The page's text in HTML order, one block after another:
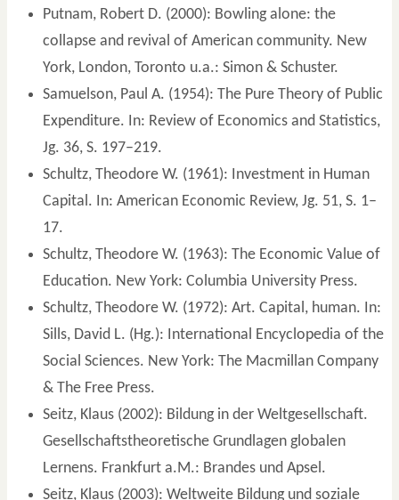
Putnam, Robert D. (2000): Bowling alone: the
collapse and revival of American community. New
York, London, Toronto u.a.: Simon & Schuster.
Samuelson, Paul A. (1954): The Pure Theory of Public
Expenditure. In: Review of Economics and Statistics,
Jg. 36, S. 197–219.
Schultz, Theodore W. (1961): Investment in Human
Capital. In: American Economic Review, Jg. 51, S. 1–
17.
Schultz, Theodore W. (1963): The Economic Value of
Education. New York: Columbia University Press.
Schultz, Theodore W. (1972): Art. Capital, human. In:
Sills, David L. (Hg.): International Encyclopedia of the
Social Sciences. New York: The Macmillan Company
& The Free Press.
Seitz, Klaus (2002): Bildung in der Weltgesellschaft.
Gesellschaftstheoretische Grundlagen globalen
Lernens. Frankfurt a.M.: Brandes und Apsel.
Seitz, Klaus (2003): Weltweite Bildung und soziale